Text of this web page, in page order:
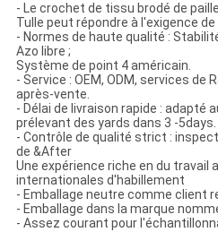
- Le crochet de tissu brodé de
Tulle peut répondre à l'exigence de
- Normes de haute qualité :
Azo libre ;
Système de point 4 américain.
- Service : OEM, ODM, services de
après-vente.
- Délai de livraison rapide : adapté
prélevant des yards dans 3 -5days.
- Contrôle de qualité strict :
de &After
Une expérience riche en du travail
internationales d'habillement
- Emballage neutre comme client
- Emballage dans la marque
- Assez courant pour